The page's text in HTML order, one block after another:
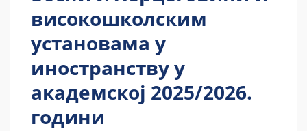
високошколским
установама у
иностранству у
академској 2025/2026.
години